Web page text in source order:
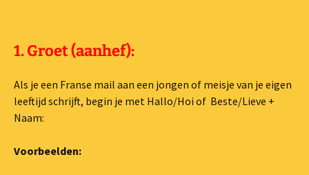
1. Groet (aanhef):
Als je een Franse mail aan een jongen of meisje van je eigen
leeftijd schrijft, begin je met Hallo/Hoi of Beste/Lieve +
Naam:
Voorbeelden: